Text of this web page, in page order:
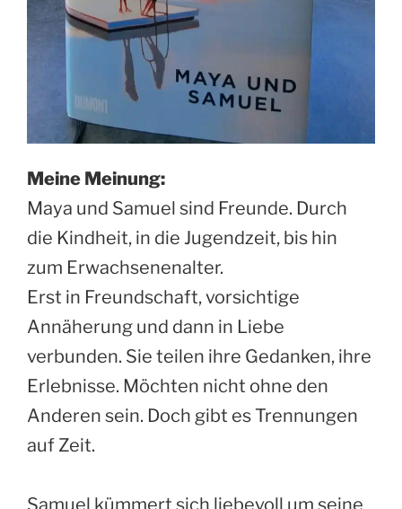
Meine Meinung:
Maya und Samuel sind Freunde. Durch
die Kindheit, in die Jugendzeit, bis hin
zum Erwachsenenalter.
Erst in Freundschaft, vorsichtige
Annäherung und dann in Liebe
verbunden. Sie teilen ihre Gedanken, ihre
Erlebnisse. Möchten nicht ohne den
Anderen sein. Doch gibt es Trennungen
auf Zeit.
Samuel kümmert sich liebevoll um seine